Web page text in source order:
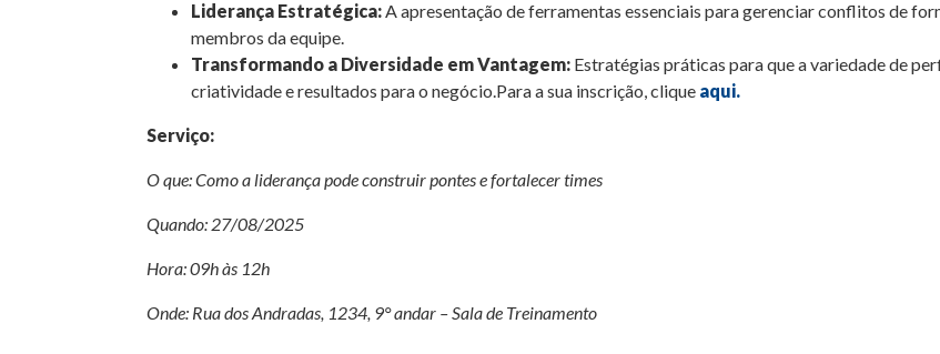
Liderança Estratégica:A apresentação de ferramentas essenciais para gerenciar conflitos de
membros da equipe.
Transformando a Diversidade em Vantagem: Estratégias práticas para que a variedade de
criatividade e resultados para o negócio.Para a sua inscrição, clique aqui.
Serviço:
O que: Como a liderança pode construir pontes e fortalecer times
Quando: 27/08/2025
Hora: 09h às 12h
Onde: Rua dos Andradas, 1234, 9° andar – Sala de Treinamento